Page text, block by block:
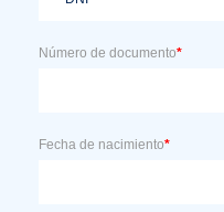
Número de documento*
Fecha de nacimiento*